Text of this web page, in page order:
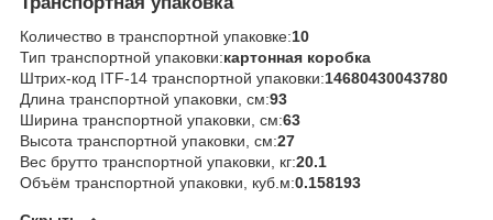
Количество в транспортной упаковке:10
Тип транспортной упаковки:картонная коробка
Штрих-код ITF-14 транспортной упаковки:14680430043780
Длина транспортной упаковки, см:93
Ширина транспортной упаковки, см:63
Высота транспортной упаковки, см:27
Вес брутто транспортной упаковки, кг:20.1
Объём транспортной упаковки, куб.м:0.158193